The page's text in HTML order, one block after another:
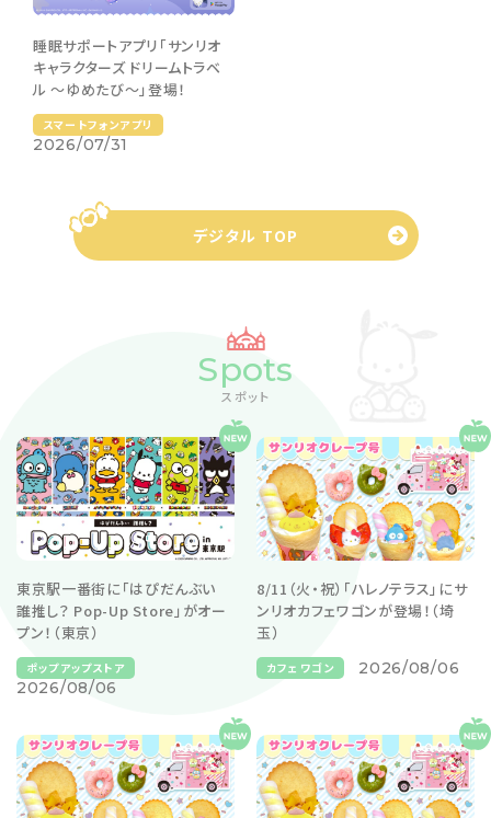
睡眠サポートアプリ「サンリオ
キャラクターズ ドリームトラベ
ル 〜ゆめたび〜」登場！
スマートフォンアプリ
2026/07/31
デジタル TOP
Spots
スポット
東京駅一番街に「はぴだんぶい
誰推し？ Pop-Up Store」がオー
プン！（東京）
ポップアップストア
2026/08/06
8/11（火・祝）「ハレノテラス」にサ
ンリオカフェワゴンが登場！（埼
玉）
カフェワゴン 2026/08/06